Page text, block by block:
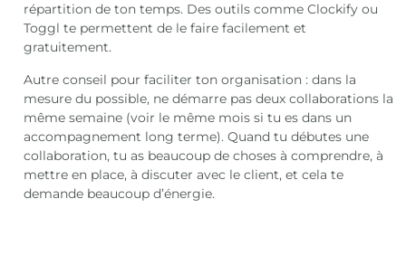
répartition de ton temps. Des outils comme Clockify ou
Toggl te permettent de le faire facilement et
gratuitement.
Autre conseil pour faciliter ton organisation : dans la
mesure du possible, ne démarre pas deux collaborations la
même semaine (voir le même mois si tu es dans un
accompagnement long terme). Quand tu débutes une
collaboration, tu as beaucoup de choses à comprendre, à
mettre en place, à discuter avec le client, et cela te
demande beaucoup d’énergie.